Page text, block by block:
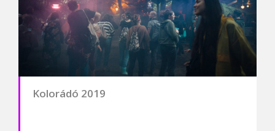
Kolorádó 2019